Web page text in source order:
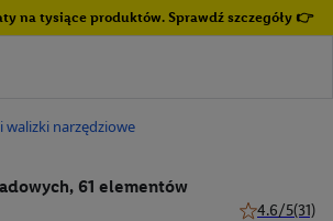
na tysiące produktów. Sprawdź szczegóły 👉
walizki narzędziowe
61 elementów
4.6/5(31)